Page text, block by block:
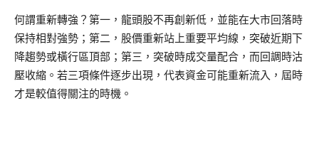
何謂重新轉強？第一，龍頭股不再創新低，並能在大市回落時
保持相對強勢；第二，股價重新站上重要平均線，突破近期下
降趨勢或橫行區頂部；第三，突破時成交量配合，而回調時沽
壓收縮。若三項條件逐步出現，代表資金可能重新流入，屆時
才是較值得關注的時機。